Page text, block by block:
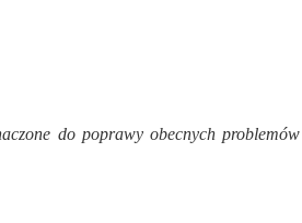
do poprawy obecnych problemów